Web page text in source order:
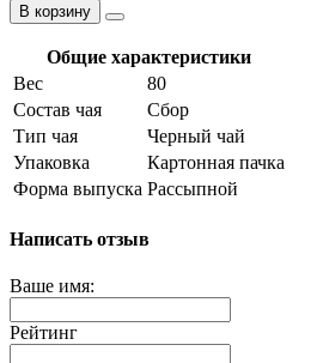
В корзину
Общие характеристики
Вес
80
Состав чая
Сбор
Тип чая
Черный чай
Упаковка
Картонная пачка
Форма выпуска Рассыпной
Написать отзыв
Ваше имя:
Рейтинг